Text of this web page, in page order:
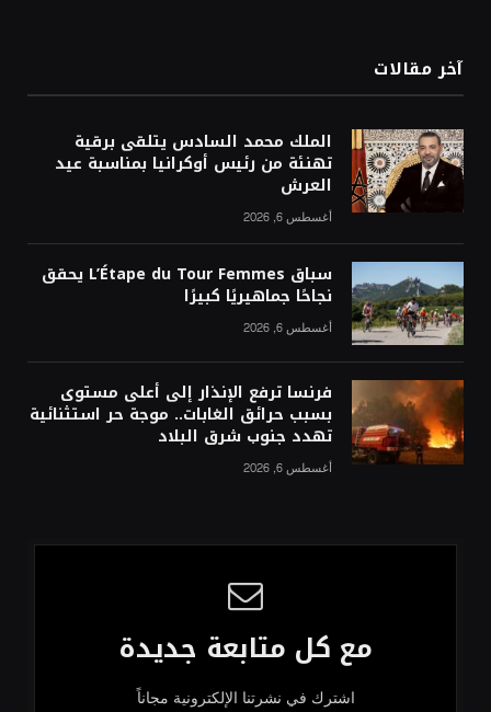
آخر مقالات
الملك محمد السادس يتلقى برقية
تهنئة من رئيس أوكرانيا بمناسبة عيد
العرش
أغسطس 6, 2026
سباق L’Étape du Tour Femmes يحقق
نجاحًا جماهيريًا كبيرًا
أغسطس 6, 2026
فرنسا ترفع الإنذار إلى أعلى مستوى
بسبب حرائق الغابات.. موجة حر استثنائية
تهدد جنوب شرق البلاد
أغسطس 6, 2026
مع كل متابعة جديدة
اشترك في نشرتنا الإلكترونية مجاناً